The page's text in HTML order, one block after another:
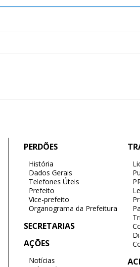
PERDÕES
História
Dados Gerais
Telefones Úteis
Prefeito
Vice-prefeito
Organograma da Prefeitura
SECRETARIAS
AÇÕES
Notícias